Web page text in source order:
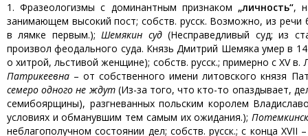
1. Фразеологизмы с доминантным признаком „личность“,
занимающем высокий пост; собств. русск. Возможно, из речи
в лямке первым.);Шемякин суд(Несправедливый суд; из
произвол феодального суда. Князь Дмитрий Шемяка умер в
о хитрой, льстивой женщине); собств. русск.; примерно с XV
Патрикеевна – от собственного имени литовского князя
семеро одного не ждут (Из-за того, что кто-то опаздывает,
семибоярщины), разгневанных польским королем
условиях и обманувшим тем самым их ожидания.);
неблагополучном состоянии дел; собств. русск.; с конца